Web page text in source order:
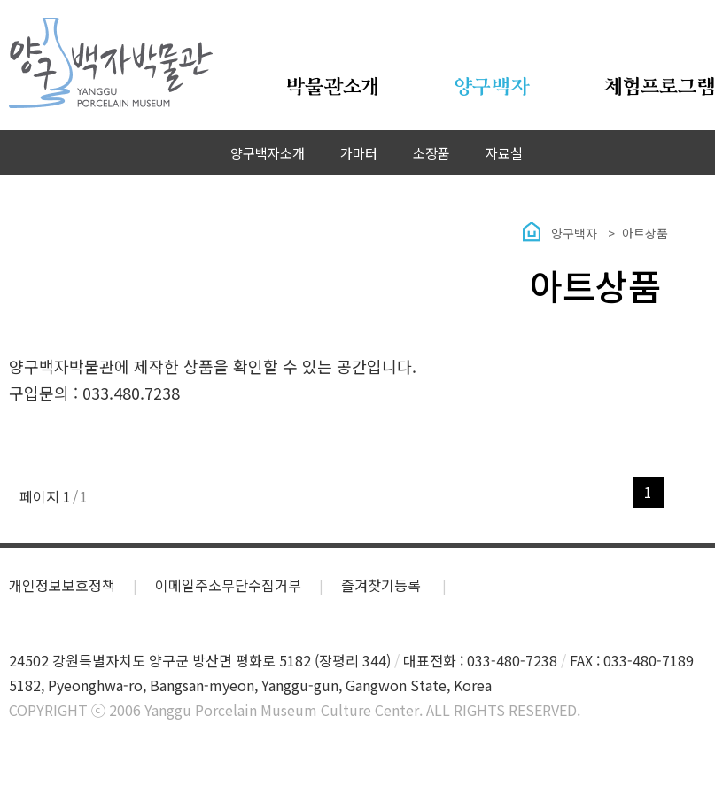
박물관소개 양구백자
양구백자소개 가마터 소장품 자료실
체험프로그램
양구백자 아트상품
아트상품
양구백자박물관에 제작한 상품을 확인할 수 있는 공간입니다.
구입문의 : 033.480.7238
페이지 1 1 1
개인정보보호정책 이메일주소무단수집거부 즐겨찾기등록
24502 강원특별자치도 양구군 방산면 평화로 5182 (장평리 344) 대표전화 : 033-480-7238
FAX : 033-480-7189
5182, Pyeonghwa-ro, Bangsan-myeon, Yanggu-gun, Gangwon State, Korea
COPYRIGHT ⓒ 2006 Yanggu Porcelain Museum Culture Center. ALL RIGHTS RESERVED.